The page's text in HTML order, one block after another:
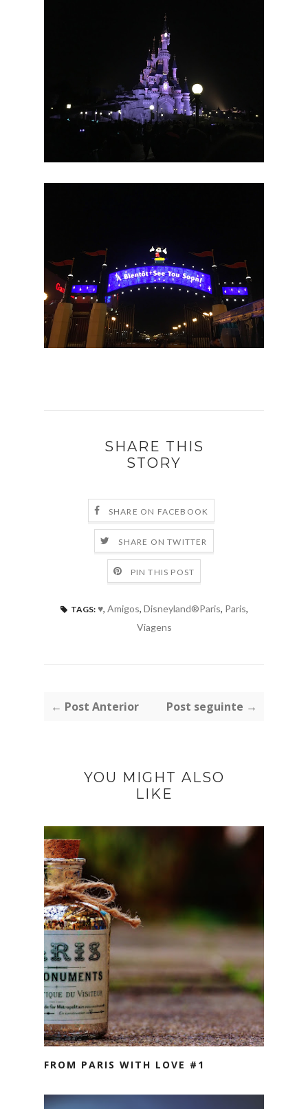
SHARE THIS
STORY
SHARE ON FACEBOOK
SHARE ON TWITTER
PIN THIS POST
TAGS: ♥, Amigos, Disneyland®Paris, Paris,
Viagens
← Post Anterior Post seguinte →
YOU MIGHT ALSO
LIKE
FROM PARIS WITH LOVE #1